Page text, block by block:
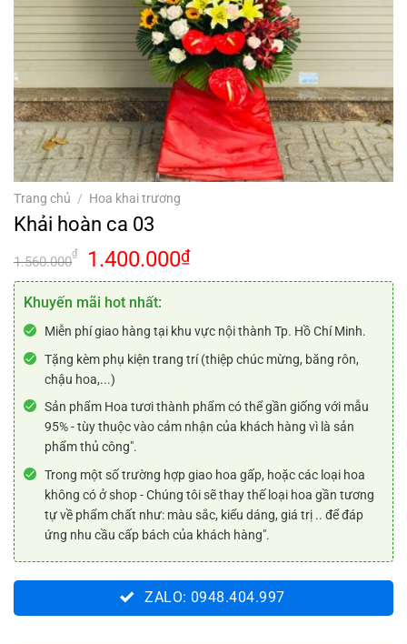
Trang chủ / Hoa khai trương
Khải hoàn ca 03
1.560.000
₫
Giá
gốc
là:
1.560.000₫.
1.400.000₫Giá
hiện
là:
1.400.000₫.
Khuyến mãi hot nhất:
Miễn phí giao hàng tại khu vực nội thành Tp. Hồ Chí Minh.
Tặng kèm phụ kiện trang trí (thiệp chúc mừng, băng rôn,
chậu hoa,...)
Sản phẩm Hoa tươi thành phẩm có thể gần giống với mẫu
95% - tùy thuộc vào cảm nhận của khách hàng vì là sản
phẩm thủ công".
Trong một số trường hợp giao hoa gấp, hoặc các loại hoa
không có ở shop - Chúng tôi sẽ thay thế loại hoa gần tương
tự về phẩm chất như: màu sắc, kiểu dáng, giá trị .. để đáp
ứng nhu cầu cấp bách của khách hàng".
ZALO: 0948.404.997